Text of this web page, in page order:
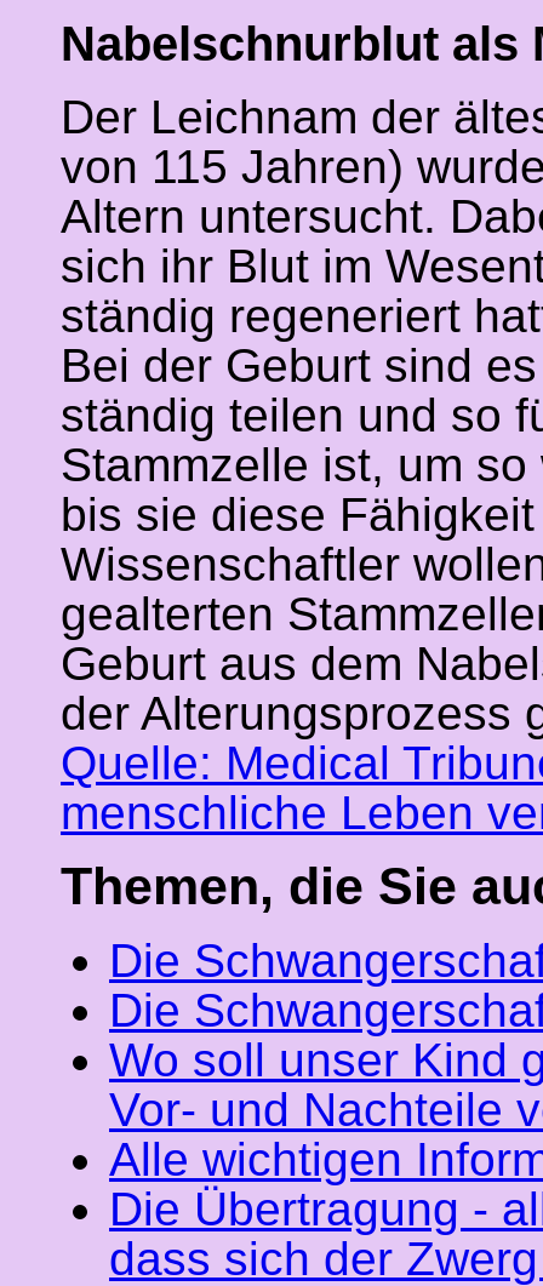
Nabelschnurblut als
Der Leichnam der
von 115 Jahren)
Altern untersucht.
sich ihr Blut im
ständig regeneriert
Bei der Geburt sind
ständig teilen und so
Stammzelle ist, um
bis sie diese
Wissenschaftler
gealterten
Geburt aus dem
der Alterungsprozess
Quelle: Medical
menschliche Leben
Themen, die Sie
Die
Die
Wo soll unser Kind
Vor- und Nachteile
Alle wichtigen
Die Übertragung -
dass sich der